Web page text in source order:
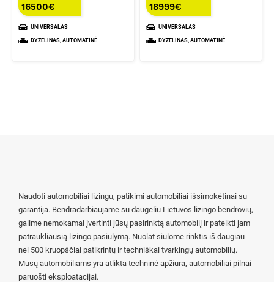
16500€
UNIVERSALAS
DYZELINAS, AUTOMATINĖ
18999€
UNIVERSALAS
DYZELINAS, AUTOMATINĖ
Naudoti automobiliai lizingu, patikimi automobiliai išsimokėtinai su
garantija. Bendradarbiaujame su daugeliu Lietuvos lizingo bendrovių,
galime nemokamai įvertinti jūsų pasirinktą automobilį ir pateikti jam
patraukliausią lizingo pasiūlymą. Nuolat siūlome rinktis iš daugiau
nei 500 kruopščiai patikrintų ir techniškai tvarkingų automobilių.
Mūsų automobiliams yra atlikta techninė apžiūra, automobiliai pilnai
paruošti eksploatacijai.